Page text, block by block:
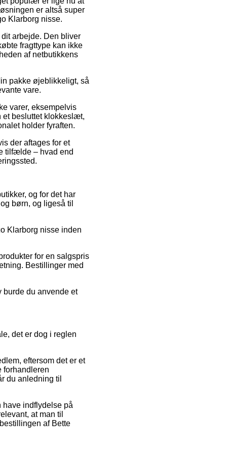
er altså super
Klarborg nisse.
arbejde. Den bliver
fragttype kan ikke
af netbutikkens
pakke øjeblikkeligt, så
vare.
varer, eksempelvis
et besluttet klokkeslæt,
holder fyraften.
der aftages for et
tilfælde – hvad end
og for det har
børn, og ligeså til
Klarborg nisse inden
for en salgspris
Bestillinger med
burde du anvende et
det er dog i reglen
eftersom det er et
forhandleren
du anledning til
have indflydelse på
at man til
af Bette